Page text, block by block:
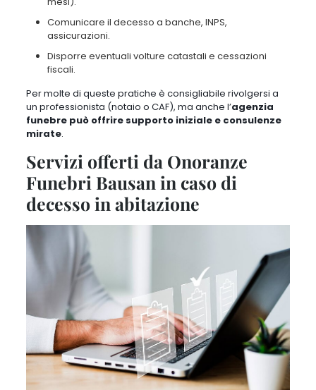
Comunicare il decesso a banche, INPS,
assicurazioni.
Disporre eventuali volture catastali e cessazioni
fiscali.
Per molte di queste pratiche è consigliabile rivolgersi a
un professionista (notaio o CAF), ma anche l’agenzia
funebre può offrire supporto iniziale e consulenze
mirate.
Servizi offerti da Onoranze
Funebri Bausan in caso di
decesso in abitazione